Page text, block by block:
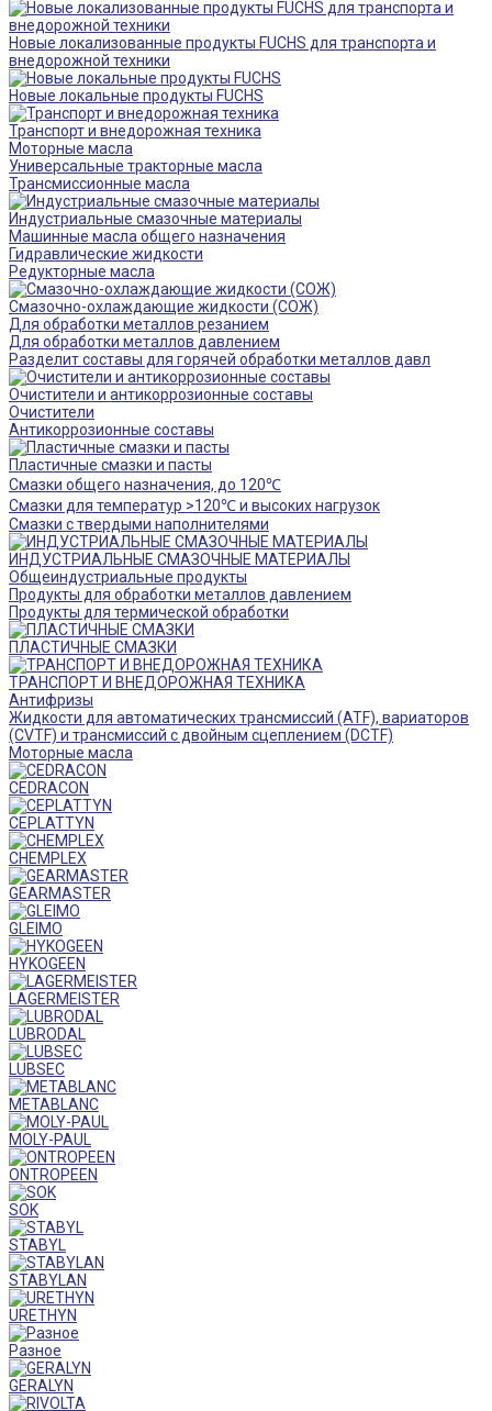
Новые локализованные продукты FUCHS для транспорта и
внедорожной техники
Новые локальные продукты FUCHS
Транспорт и внедорожная техника
Моторные масла
Универсальные тракторные масла
Трансмиссионные масла
Индустриальные смазочные материалы
Машинные масла общего назначения
Гидравлические жидкости
Редукторные масла
Смазочно-охлаждающие жидкости (СОЖ)
Для обработки металлов резанием
Для обработки металлов давлением
Разделит составы для горячей обработки металлов давл
Очистители и антикоррозионные составы
Очистители
Антикоррозионные составы
Пластичные смазки и пасты
Смазки общего назначения, до 120℃
Смазки для температур >120℃ и высоких нагрузок
Смазки с твердыми наполнителями
ИНДУСТРИАЛЬНЫЕ СМАЗОЧНЫЕ МАТЕРИАЛЫ
Общеиндустриальные продукты
Продукты для обработки металлов давлением
Продукты для термической обработки
ПЛАСТИЧНЫЕ СМАЗКИ
ТРАНСПОРТ И ВНЕДОРОЖНАЯ ТЕХНИКА
Антифризы
Жидкости для автоматических трансмиссий (ATF), вариаторов
(CVTF) и трансмиссий с двойным сцеплением (DCTF)
Моторные масла
CEDRACON
CEPLATTYN
CHEMPLEX
GEARMASTER
GLEIMO
HYKOGEEN
LAGERMEISTER
LUBRODAL
LUBSEC
METABLANC
MOLY-PAUL
ONTROPEEN
SOK
STABYL
STABYLAN
URETHYN
Разное
GERALYN